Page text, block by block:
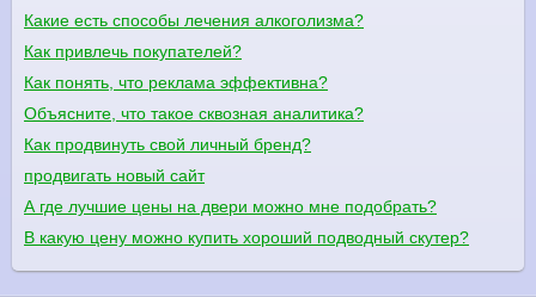
Какие есть способы лечения алкоголизма?
Как привлечь покупателей?
Как понять, что реклама эффективна?
Объясните, что такое сквозная аналитика?
Как продвинуть свой личный бренд?
продвигать новый сайт
А где лучшие цены на двери можно мне подобрать?
В какую цену можно купить хороший подводный скутер?